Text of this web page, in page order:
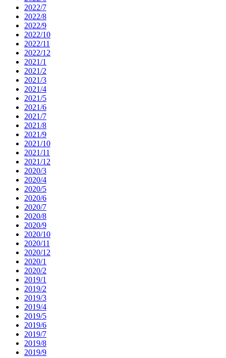
2022/7
2022/8
2022/9
2022/10
2022/11
2022/12
2021/1
2021/2
2021/3
2021/4
2021/5
2021/6
2021/7
2021/8
2021/9
2021/10
2021/11
2021/12
2020/3
2020/4
2020/5
2020/6
2020/7
2020/8
2020/9
2020/10
2020/11
2020/12
2020/1
2020/2
2019/1
2019/2
2019/3
2019/4
2019/5
2019/6
2019/7
2019/8
2019/9